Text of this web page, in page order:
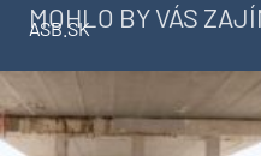
MOHLO BY VÁS
ASB.SK